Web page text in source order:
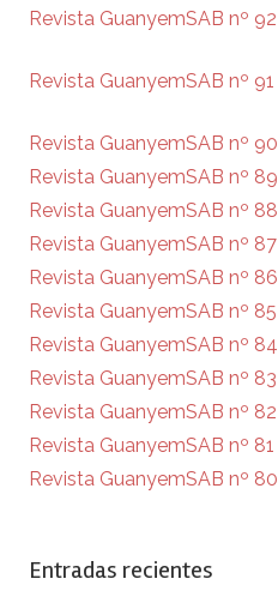
Revista GuanyemSAB nº 92
Revista GuanyemSAB nº 91
Revista GuanyemSAB nº 90
Revista GuanyemSAB nº 89
Revista GuanyemSAB nº 88
Revista GuanyemSAB nº 87
Revista GuanyemSAB nº 86
Revista GuanyemSAB nº 85
Revista GuanyemSAB nº 84
Revista GuanyemSAB nº 83
Revista GuanyemSAB nº 82
Revista GuanyemSAB nº 81
Revista GuanyemSAB nº 80
Entradas recientes